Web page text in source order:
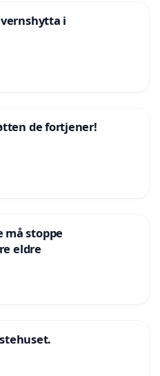
i
de fortjener!
må stoppe
eldre